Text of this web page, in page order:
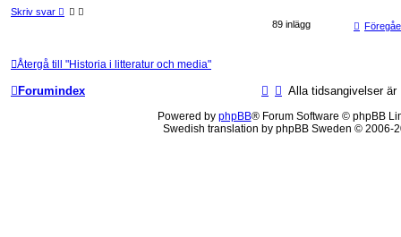
Skriv svar
89 inlägg
Återgå till "Historia i litteratur och media"
Forumindex Alla tidsangivelser är
Powered by phpBB® Forum Software © phpBB
Swedish translation by phpBB Sweden © 2006-